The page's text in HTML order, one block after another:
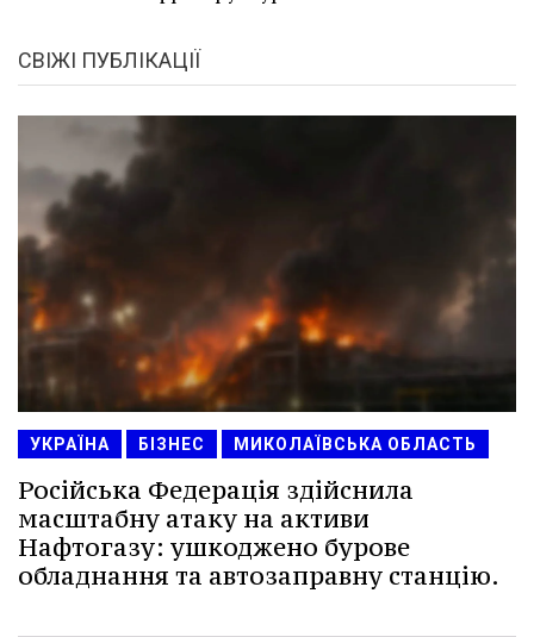
СВІЖІ ПУБЛІКАЦІЇ
УКРАЇНА БІЗНЕС МИКОЛАЇВСЬКА ОБЛАСТЬ
Російська Федерація здійснила
масштабну атаку на активи
Нафтогазу: ушкоджено бурове
обладнання та автозаправну станцію.